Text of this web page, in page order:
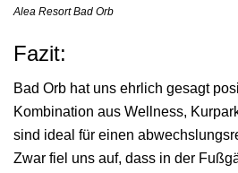
Alea Resort Bad Orb
Fazit:
Bad Orb hat uns ehrlich gesagt
Kombination aus Wellness,
sind ideal für einen
Zwar fiel uns auf, dass in der